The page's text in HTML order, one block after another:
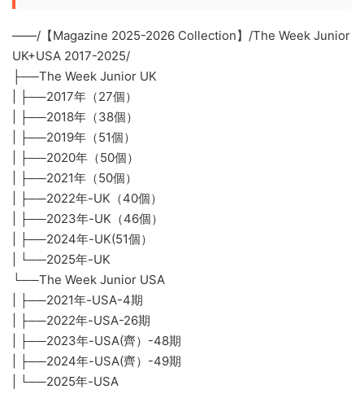
——/【Magazine 2025-2026 Collection】/The Week Junior
UK+USA 2017-2025/
├──The Week Junior UK
| ├──2017年（27個）
| ├──2018年（38個）
| ├──2019年（51個）
| ├──2020年（50個）
| ├──2021年（50個）
| ├──2022年-UK（40個）
| ├──2023年-UK（46個）
| ├──2024年-UK(51個）
| └──2025年-UK
└──The Week Junior USA
| ├──2021年-USA-4期
| ├──2022年-USA-26期
| ├──2023年-USA(齊）-48期
| ├──2024年-USA(齊）-49期
| └──2025年-USA